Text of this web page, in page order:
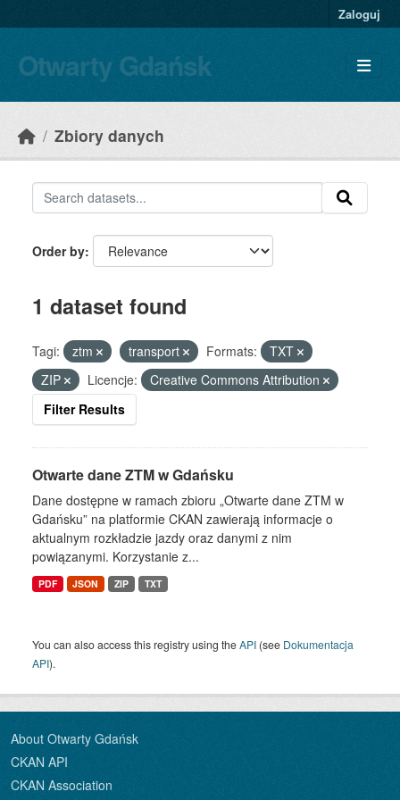
Zaloguj
Otwarty Gdańsk
Zbiory danych
Order by
1 dataset found
Tagi: ztm transport Formats:
TXT
ZIP
Licencje:
Creative Commons Attribution
Filter Results
Otwarte dane ZTM w Gdańsku
Dane dostępne w ramach zbioru „Otwarte dane ZTM w
Gdańsku” na platformie CKAN zawierają informacje o
aktualnym rozkładzie jazdy oraz danymi z nim
powiązanymi. Korzystanie z...
PDF JSON ZIP TXT
You can also access this registry using theAPI (see Dokumentacja
API).
About Otwarty Gdańsk
CKAN API
CKAN Association